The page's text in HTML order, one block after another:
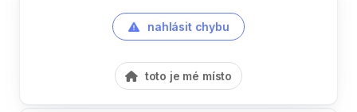
nahlásit chybu
toto je mé místo